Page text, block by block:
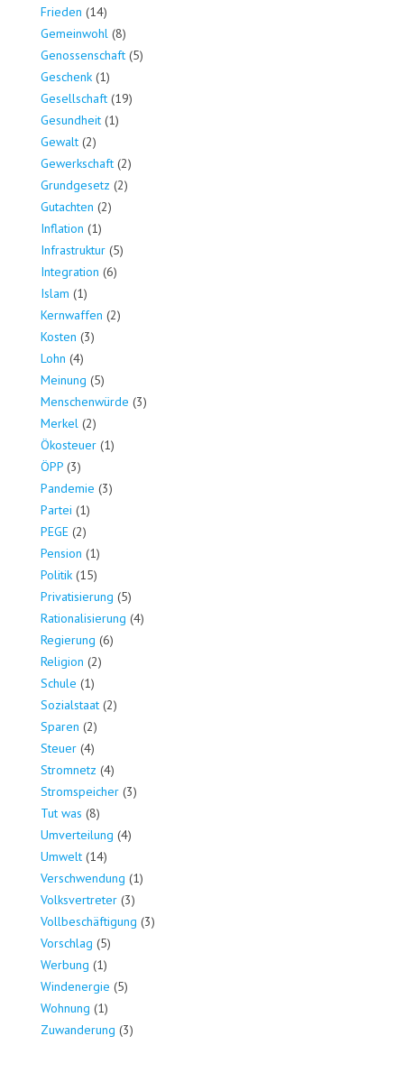
Frieden (14)
Gemeinwohl (8)
Genossenschaft (5)
Geschenk (1)
Gesellschaft (19)
Gesundheit (1)
Gewalt (2)
Gewerkschaft (2)
Grundgesetz (2)
Gutachten (2)
Inflation (1)
Infrastruktur (5)
Integration (6)
Islam (1)
Kernwaffen (2)
Kosten (3)
Lohn (4)
Meinung (5)
Menschenwürde (3)
Merkel (2)
Ökosteuer (1)
ÖPP (3)
Pandemie (3)
Partei (1)
PEGE (2)
Pension (1)
Politik (15)
Privatisierung (5)
Rationalisierung (4)
Regierung (6)
Religion (2)
Schule (1)
Sozialstaat (2)
Sparen (2)
Steuer (4)
Stromnetz (4)
Stromspeicher (3)
Tut was (8)
Umverteilung (4)
Umwelt (14)
Verschwendung (1)
Volksvertreter (3)
Vollbeschäftigung (3)
Vorschlag (5)
Werbung (1)
Windenergie (5)
Wohnung (1)
Zuwanderung (3)